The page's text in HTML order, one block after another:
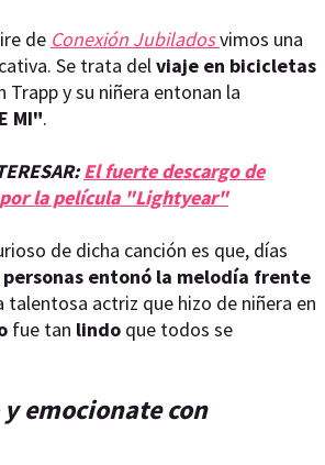
de Conexión Jubiladosvimos una
Se trata delviaje en bicicletas
Trapp y su niñera entonan la
MI".
El fuerte descargo de
la película "Lightyear"
de dicha canción es que, días
personas entonó la melodía frente
talentosa actriz que hizo de niñera en
fue tan lindo que todos se
emocionate con